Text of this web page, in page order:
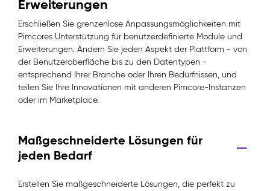
Erweiterungen
Erschließen Sie grenzenlose Anpassungsmöglichkeiten mit
Pimcores Unterstützung für benutzerdefinierte Module und
Erweiterungen. Ändern Sie jeden Aspekt der Plattform - von
der Benutzeroberfläche bis zu den Datentypen -
entsprechend Ihrer Branche oder Ihren Bedürfnissen, und
teilen Sie Ihre Innovationen mit anderen Pimcore-Instanzen
oder im Marketplace.
Maßgeschneiderte Lösungen für
jeden Bedarf
Erstellen Sie maßgeschneiderte Lösungen, die perfekt zu